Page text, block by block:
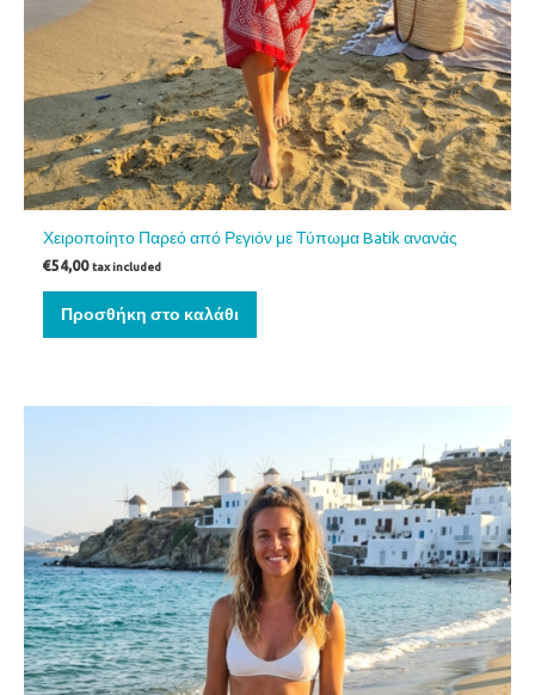
Χειροποίητο Παρεό από Ρεγιόν με Τύπωμα Batik ανανάς
€54,00 tax included
Προσθήκη στο καλάθι